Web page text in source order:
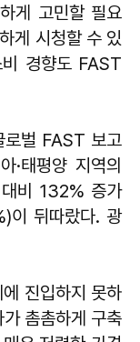
게 고민할 필요
게 시청할 수 있
경향도 FAST
로벌 FAST 보고
·태평양 지역의
비 132% 증가
이 뒤따랐다. 광
진입하지 못하
촘촘하게 구축